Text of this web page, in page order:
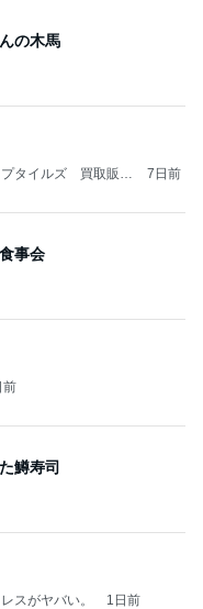
の木馬
タイルズ 買取販売
7日前
事会
前
鱒寿司
スがヤバい。 1日前